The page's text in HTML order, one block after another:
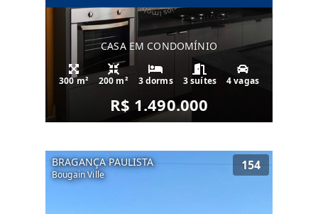
CASA EM CONDOMÍNIO
300 m² 200 m² 3 dorms 3 suítes 4 vagas
R$ 1.490.000
BRAGANÇA PAULISTA
Bougain Ville
154